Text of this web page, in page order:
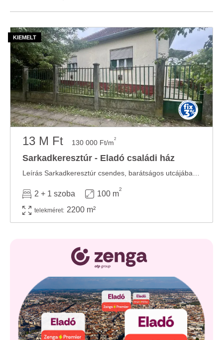
13 M Ft 130 000 Ft/m2
Sarkadkeresztúr - Eladó családi ház
2 + 1 szoba 100 m
2
telekméret: 2200 m²